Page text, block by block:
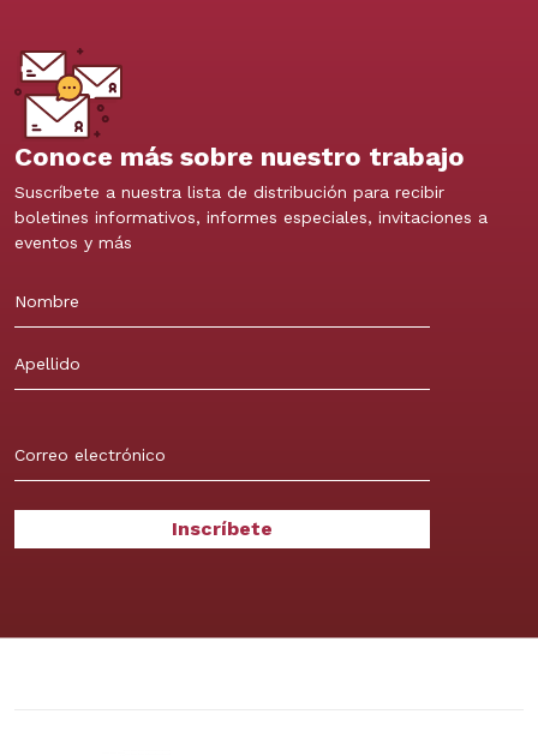
Conoce más sobre nuestro trabajo
Suscríbete a nuestra lista de distribución para recibir
boletines informativos, informes especiales, invitaciones a
eventos y más